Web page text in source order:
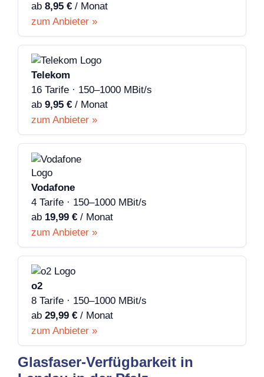
ab 8,95 € / Monat
zum Anbieter »
Telekom
16 Tarife · 150–1000 MBit/s
ab 9,95 € / Monat
zum Anbieter »
Vodafone
4 Tarife · 150–1000 MBit/s
ab 19,99 € / Monat
zum Anbieter »
o2
8 Tarife · 150–1000 MBit/s
ab 29,99 € / Monat
zum Anbieter »
Glasfaser-Verfügbarkeit in